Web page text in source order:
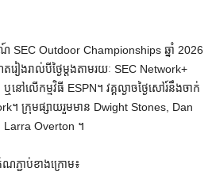
ណ៍ SEC Outdoor Championships ឆ្នាំ 2026
ៀងរាល់បីថ្ងៃម្តងតាមរយៈ SEC Network+
ៅលើកម្មវិធី ESPN។ វគ្គល្ងាចថ្ងៃសៅរ៍នឹងចាក់
។ ក្រុមផ្សាយរួមមាន Dwight Stones, Dan
Larra Overton ។
ណភ្ជាប់ខាងក្រោម៖